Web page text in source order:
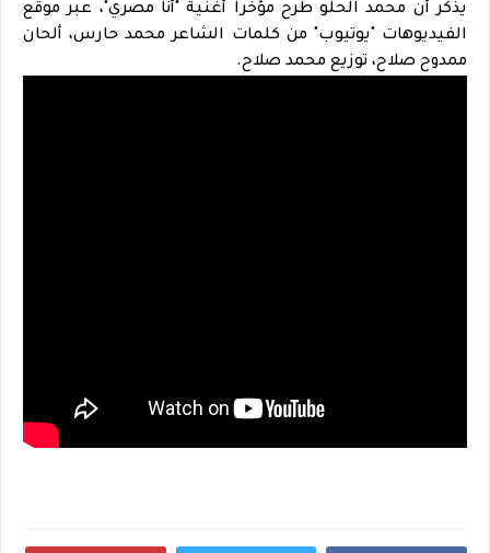
يذكر أن محمد الحلو طرح مؤخرا أغنية "أنا مصري"، عبر موقع
الفيديوهات "يوتيوب" من كلمات الشاعر محمد حارس، ألحان
ممدوح صلاح، توزيع محمد صلاح.